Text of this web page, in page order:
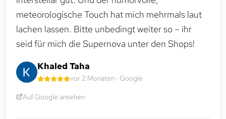
meteorologische Touch hat mich mehrmals laut
lachen lassen. Bitte unbedingt weiter so – ihr
seid für mich die Supernova unter den Shops!
Khaled Taha
vor 2 Monaten · Google
Auf Google ansehen